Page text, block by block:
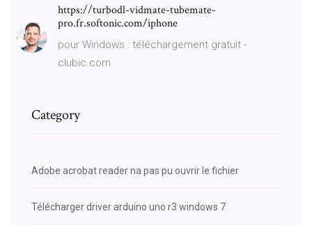
https://turbodl-vidmate-tubemate-
pro.fr.softonic.com/iphone
pour Windows : téléchargement gratuit -
clubic.com
Category
Adobe acrobat reader na pas pu ouvrir le fichier
Télécharger driver arduino uno r3 windows 7